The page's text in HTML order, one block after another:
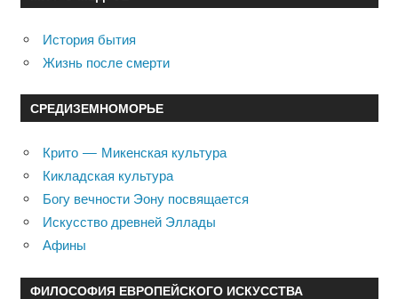
История бытия
Жизнь после смерти
СРЕДИЗЕМНОМОРЬЕ
Крито — Микенская культура
Кикладская культура
Богу вечности Эону посвящается
Искусство древней Эллады
Афины
ФИЛОСОФИЯ ЕВРОПЕЙСКОГО ИСКУССТВА